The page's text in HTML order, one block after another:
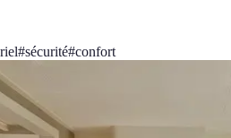
#sécurité#confort